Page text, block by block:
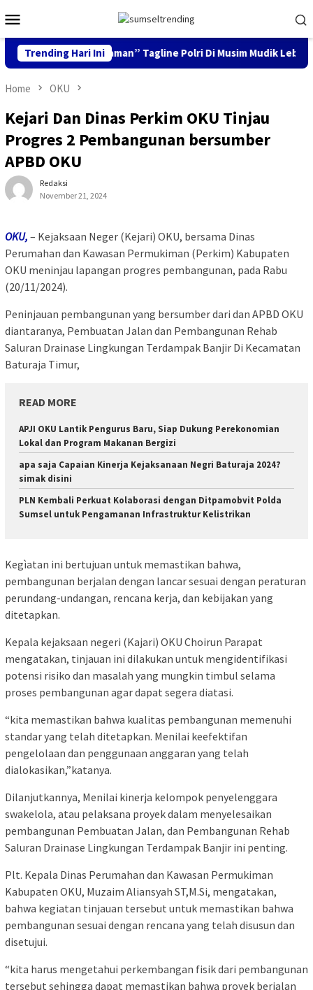
to
contentMenu
Trending Hari Ini
Keluarga Nyaman” Tagline Polri Di Musim Mudik Lebaran
Home OKU
Kejari Dan Dinas Perkim OKU Tinjau
Progres 2 Pembangunan bersumber
APBD OKU
Redaksi
November 21, 2024
OKU, – Kejaksaan Neger (Kejari) OKU, bersama Dinas
Perumahan dan Kawasan Permukiman (Perkim) Kabupaten
OKU meninjau lapangan progres pembangunan, pada Rabu
(20/11/2024).
Peninjauan pembangunan yang bersumber dari dan APBD OKU
diantaranya, Pembuatan Jalan dan Pembangunan Rehab
Saluran Drainase Lingkungan Terdampak Banjir Di Kecamatan
Baturaja Timur,
READ MORE
APJI OKU Lantik Pengurus Baru, Siap Dukung Perekonomian
Lokal dan Program Makanan Bergizi
apa saja Capaian Kinerja Kejaksanaan Negri Baturaja 2024?
simak disini
PLN Kembali Perkuat Kolaborasi dengan Ditpamobvit Polda
Sumsel untuk Pengamanan Infrastruktur Kelistrikan
Kegìatan ini bertujuan untuk memastikan bahwa,
pembangunan berjalan dengan lancar sesuai dengan peraturan
perundang-undangan, rencana kerja, dan kebijakan yang
ditetapkan.
Kepala kejaksaan negeri (Kajari) OKU Choirun Parapat
mengatakan, tinjauan ini dilakukan untuk mengidentifikasi
potensi risiko dan masalah yang mungkin timbul selama
proses pembangunan agar dapat segera diatasi.
“kita memastikan bahwa kualitas pembangunan memenuhi
standar yang telah ditetapkan. Menilai keefektifan
pengelolaan dan penggunaan anggaran yang telah
dialokasikan,”katanya.
Dilanjutkannya, Menilai kinerja kelompok penyelenggara
swakelola, atau pelaksana proyek dalam menyelesaikan
pembangunan Pembuatan Jalan, dan Pembangunan Rehab
Saluran Drainase Lingkungan Terdampak Banjir ini penting.
Plt. Kepala Dinas Perumahan dan Kawasan Permukiman
Kabupaten OKU, Muzaim Aliansyah ST,M.Si, mengatakan,
bahwa kegiatan tinjauan tersebut untuk memastikan bahwa
pembangunan sesuai dengan rencana yang telah disusun dan
disetujui.
“kita harus mengetahui perkembangan fisik dari pembangunan
tersebut sehingga dapat memastikan bahwa proyek berjalan